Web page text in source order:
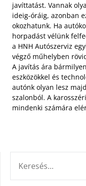
javíttatást. Vannak
ideig-óráig, azonban
okozhatunk. Ha
horpadást vélünk
a HNH Autószerviz
végző műhelyben
A javítás ára
eszközökkel és
autónk olyan lesz
szalonból. A
mindenki számára